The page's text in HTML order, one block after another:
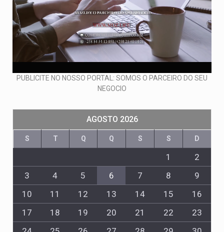
PUBLICITE NO NOSSO PORTAL: SOMOS O PARCEIRO DO SEU
NEGOCIO
AGOSTO 2026
S T Q Q S S D
1
2
3
4 5 6 7 8
9
10
11 12 13 14 15
16
17
18 19 20 21 22
23